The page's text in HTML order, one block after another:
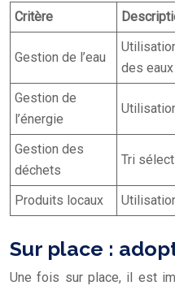
Critère
Gestion de l’eau
des
Gestion de
l’énergie
Gestion des
déchets
Tri
Produits locaux
Sur place :
Une fois sur place, il est